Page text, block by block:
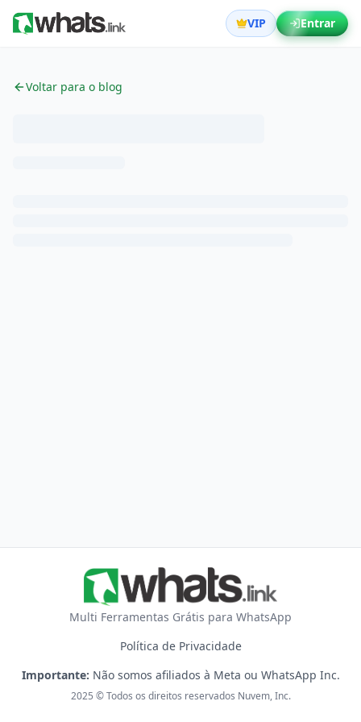
VIP Entrar
Voltar para o blog
Multi Ferramentas Grátis para WhatsApp
Política de Privacidade
Importante: Não somos afiliados à Meta ou WhatsApp Inc.
2025 © Todos os direitos reservados Nuvem, Inc.